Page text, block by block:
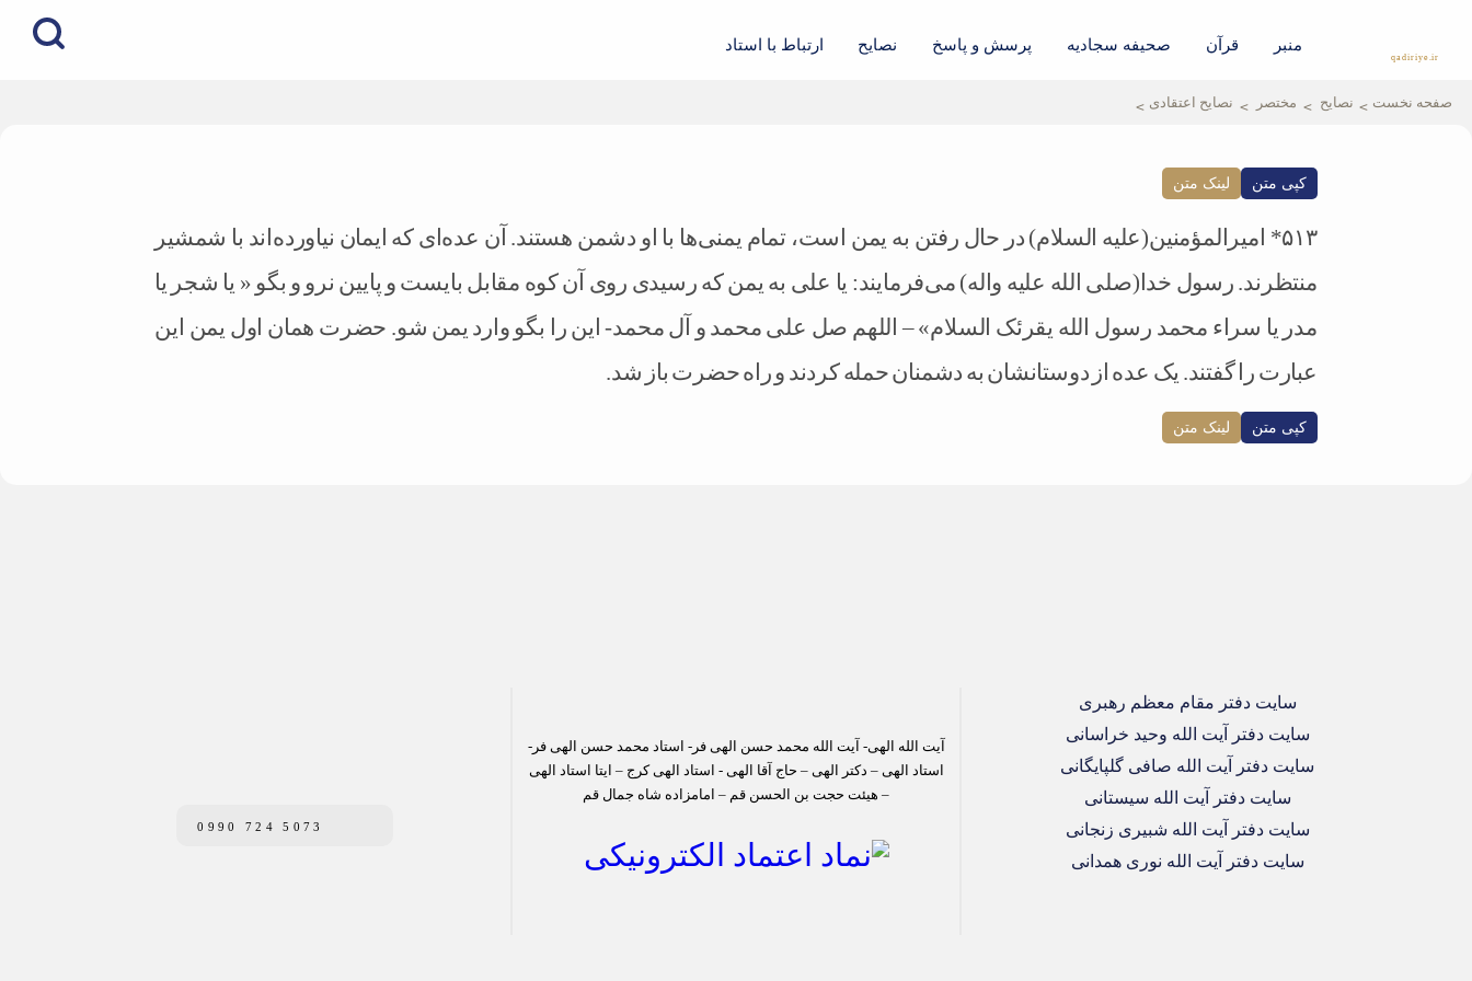
qadiriye.ir
منبر قرآن صحیفه سجادیه پرسش و پاسخ نصایح ارتباط با استاد
صفحه نخست نصایح مختصر نصایح اعتقادی
کپی متن لینک متن
۵۱۳* امیرالمؤمنین(علیه السلام) در حال رفتن به یمن است، تمام یمنی‌ها با او دشمن هستند. آن عده‌ای که ایمان نیاورده‌اند با شمشیر
منتظرند. رسول خدا(صلی الله علیه واله) می‌فرمایند: یا علی به یمن که رسیدی روی آن کوه مقابل بایست و پایین نرو و بگو « یا شجر یا
مدر یا سراء محمد رسول الله یقرئک السلام» – اللهم صل علی محمد و آل محمد- این را بگو وارد یمن شو. حضرت همان اول یمن این
عبارت را گفتند. یک عده از دوستانشان به دشمنان حمله کردند و راه حضرت باز شد.
کپی متن لینک متن
سایت دفتر مقام معظم رهبری
سایت دفتر آیت الله وحید خراسانی
سایت دفتر آیت الله صافی گلپایگانی
سایت دفتر آیت الله سیستانی
سایت دفتر آیت الله شبیری زنجانی
سایت دفتر آیت الله نوری همدانی
آیت الله الهی- آیت الله محمد حسن الهی فر- استاد محمد حسن الهی فر-
استاد الهی – دکتر الهی – حاج آقا الهی - استاد الهی کرج – ایتا استاد الهی
– هیئت حجت بن الحسن قم – امامزاده شاه جمال قم
0990 724 5073